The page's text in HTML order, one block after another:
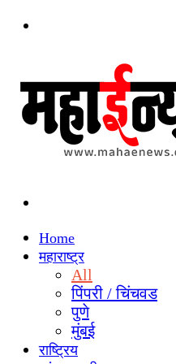
Home
महाराष्ट्र
All
पिंपरी / चिंचवड
पुणे
मुंबई
राष्ट्रिय